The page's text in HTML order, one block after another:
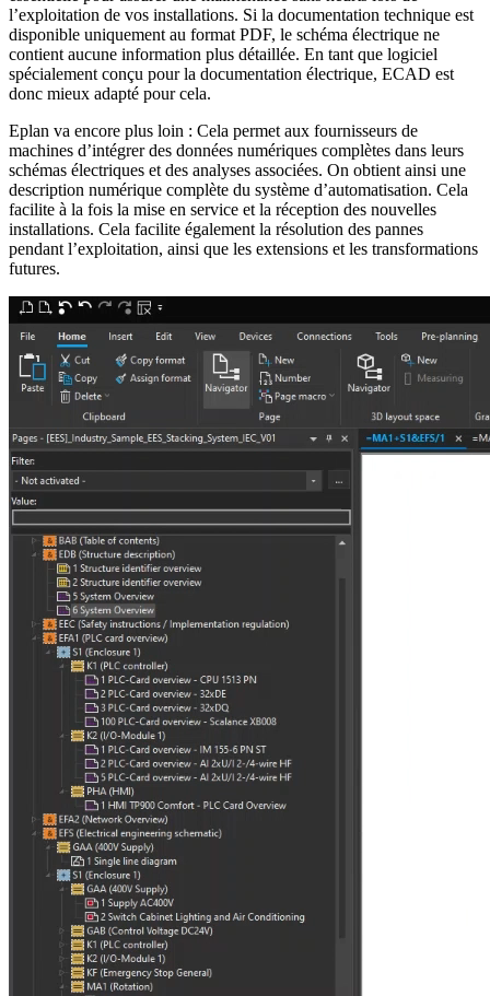
l’exploitation de vos installations. Si la documentation technique est
disponible uniquement au format PDF, le schéma électrique ne
contient aucune information plus détaillée. En tant que logiciel
spécialement conçu pour la documentation électrique, ECAD est
donc mieux adapté pour cela.
Eplan va encore plus loin : Cela permet aux fournisseurs de
machines d’intégrer des données numériques complètes dans leurs
schémas électriques et des analyses associées. On obtient ainsi une
description numérique complète du système d’automatisation. Cela
facilite à la fois la mise en service et la réception des nouvelles
installations. Cela facilite également la résolution des pannes
pendant l’exploitation, ainsi que les extensions et les transformations
futures.